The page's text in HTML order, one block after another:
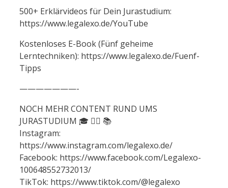
500+ Erklärvideos für Dein Jurastudium:
https://www.legalexo.de/YouTube
Kostenloses E-Book (Fünf geheime
Lerntechniken): https://www.legalexo.de/Fuenf-
Tipps
———————-
NOCH MEHR CONTENT RUND UMS
JURASTUDIUM 🎓 👩‍⚖️ 📚
Instagram:
https://www.instagram.com/legalexo.de/
Facebook: https://www.facebook.com/Legalexo-
100648552732013/
TikTok: https://www.tiktok.com/@legalexo